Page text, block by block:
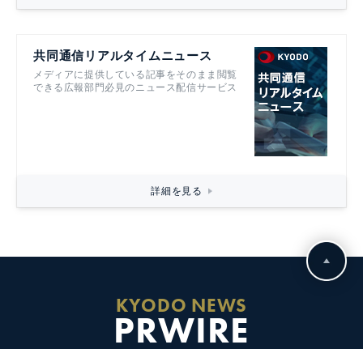
共同通信リアルタイムニュース
メディアに提供している記事をそのまま閲覧
できる広報部門必見のニュース配信サービス
詳細を見る
KYODO NEWS
PRWIRE